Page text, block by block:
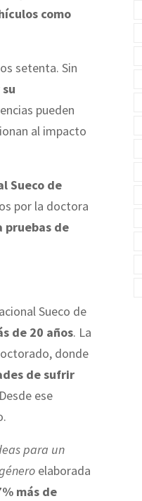
como
setenta. Sin
pueden
al impacto
Sueco de
por la doctora
pruebas de
Sueco de
de 20 años. La
donde
de sufrir
ese
para un
elaborada
más de